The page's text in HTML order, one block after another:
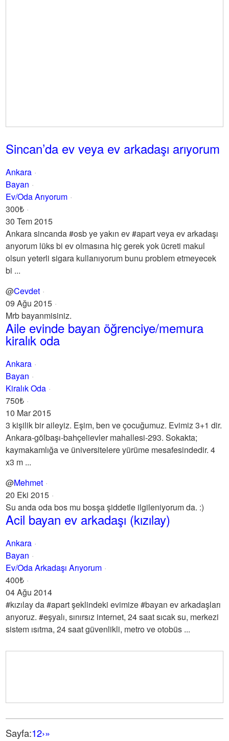
Sincan’da ev veya ev arkadaşı arıyorum
Ankara
Bayan
Ev/Oda Arıyorum
300₺
30 Tem 2015
Ankara sincanda #osb ye yakın ev #apart veya ev arkadaşı
arıyorum lüks bi ev olmasına hiç gerek yok ücreti makul
olsun yeterli sigara kullanıyorum bunu problem etmeyecek
bi ...
@Cevdet
09 Ağu 2015
Mrb bayanmisiniz.
Aile evinde bayan öğrenciye/memura
kiralık oda
Ankara
Bayan
Kiralık Oda
750₺
10 Mar 2015
3 kişilik bir aileyiz. Eşim, ben ve çocuğumuz. Evimiz 3+1 dir.
Ankara-gölbaşı-bahçelievler mahallesi-293. Sokakta;
kaymakamlığa ve üniversitelere yürüme mesafesindedir. 4
x3 m ...
@Mehmet
20 Eki 2015
Su anda oda bos mu bosşa şiddetle ilgileniyorum da. :)
Acil bayan ev arkadaşı (kızılay)
Ankara
Bayan
Ev/Oda Arkadaşı Arıyorum
400₺
04 Ağu 2014
#kızılay da #apart şeklindeki evimize #bayan ev arkadaşları
arıyoruz. #eşyalı, sınırsız internet, 24 saat sıcak su, merkezi
sistem ısıtma, 24 saat güvenlikli, metro ve otobüs ...
Sayfa:12›»